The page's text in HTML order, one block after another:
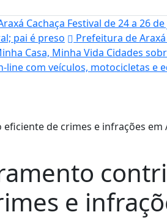
Cachaça Festival de 24 a 26
pai é preso
Prefeitura de
Casa, Minha Vida Cidades
line com veículos, motocicletas e
e